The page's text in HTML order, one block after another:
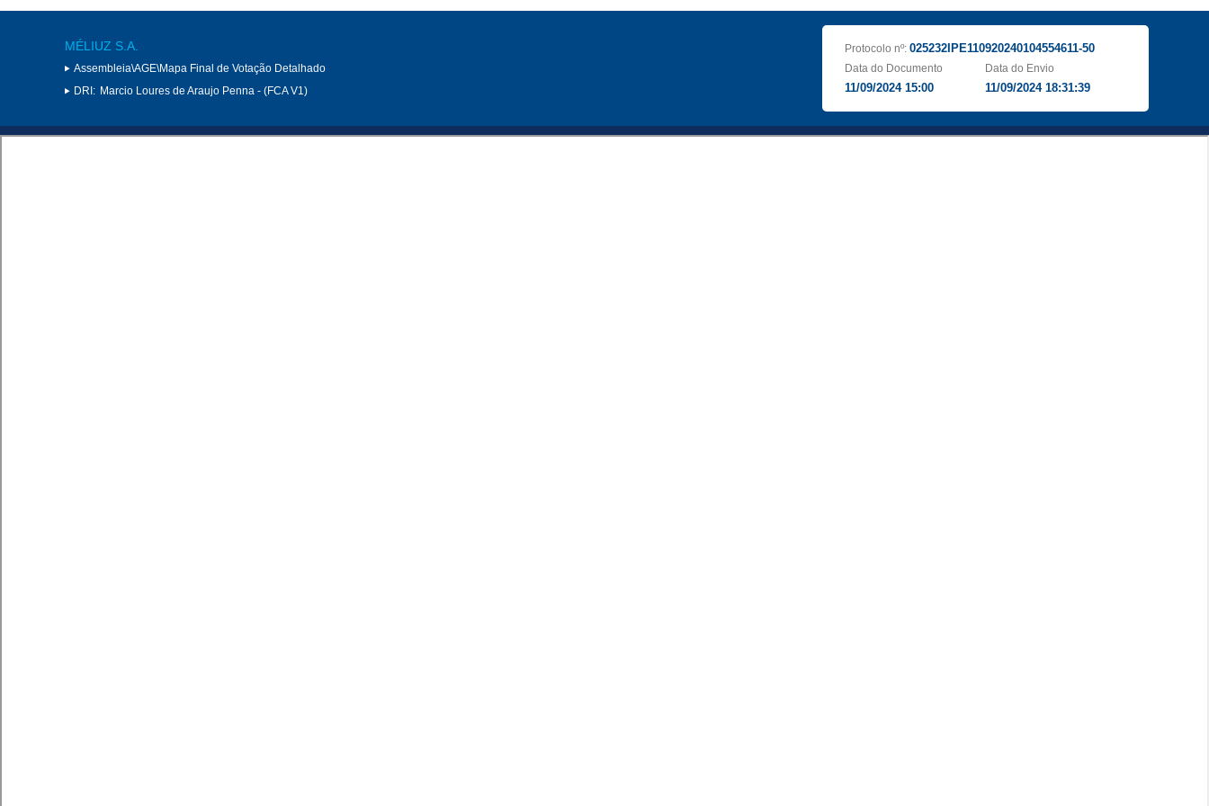
MÉLIUZ S.A.
Assembleia\AGE\Mapa Final de Votação Detalhado
DRI: Marcio Loures de Araujo Penna - (FCA V1)
Protocolo nº: 025232IPE110920240104554611-50
Data do Documento
11/09/2024 15:00
Data do Envio
11/09/2024 18:31:39